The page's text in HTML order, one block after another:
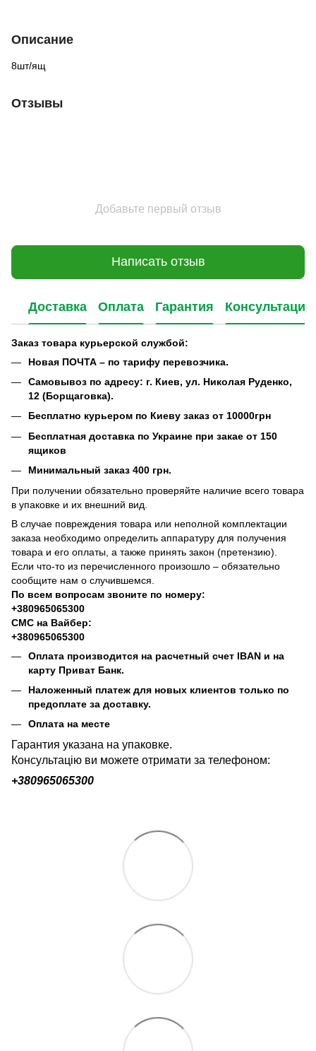
Описание
8шт/ящ
Отзывы
Добавьте первый отзыв
Написать отзыв
Доставка Оплата Гарантия Консультация
Заказ товара курьерской службой:
Новая ПОЧТА – по тарифу перевозчика.
Самовывоз по адресу: г. Киев, ул. Николая Руденко,
12 (Борщаговка).
Бесплатно курьером по Киеву заказ от 10000грн
Бесплатная доставка по Украине при закае от 150
ящиков
Минимальный заказ 400 грн.
При получении обязательно проверяйте наличие всего товара
в упаковке и их внешний вид.
В случае повреждения товара или неполной комплектации
заказа необходимо определить аппаратуру для получения
товара и его оплаты, а также принять закон (претензию).
Если что-то из перечисленного произошло – обязательно
сообщите нам о случившемся.
По всем вопросам звоните по номеру:
+380965065300
СМС на Вайбер:
+380965065300
Оплата производится на расчетный счет IBAN и на
карту Приват Банк.
Наложенный платеж для новых клиентов только по
предоплате за доставку.
Оплата на месте
Гарантия указана на упаковке.
Консультацію ви можете отримати за телефоном:
+380965065300